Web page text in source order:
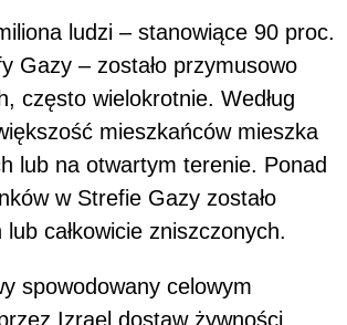
ludzi – stanowiące 90 proc.
Gazy – zostało przymusowo
często wielokrotnie. Według
mieszkańców mieszka
lub na otwartym terenie. Ponad
w Strefie Gazy zostało
całkowicie zniszczonych.
spowodowany celowym
Izrael dostaw żywności,